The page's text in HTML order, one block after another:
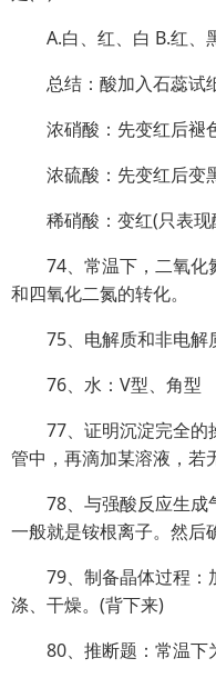
A.白、红、白 B.红、
总结：酸加入石蕊试
浓硝酸：先变红后褪
浓硫酸：先变红后变
稀硝酸：变红(只表
74、常温下，二氧化
和四氧化二氮的转化。
75、电解质和非电解
76、水：V型、角型
77、证明沉淀完全的
管中，再滴加某溶液，若
78、与强酸反应生成
一般就是铵根离子。然后
79、制备晶体过程：
涤、干燥。(背下来)
80、推断题：常温下